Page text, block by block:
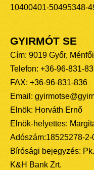
10400401-50495348-
GYIRMÓT SE
Cím: 9019 Győr,
Telefon: +36-96-831-
FAX: +36-96-831-836
Email:
Elnök: Horváth Ernő
Elnök-helyettes:
Adószám:18525278-2-
Bírósági bejegyzés:
K&H Bank Zrt.